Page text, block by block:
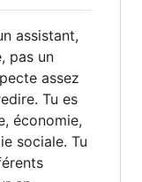
assistant,
pas un
assez
Tu es
économie,
sociale. Tu